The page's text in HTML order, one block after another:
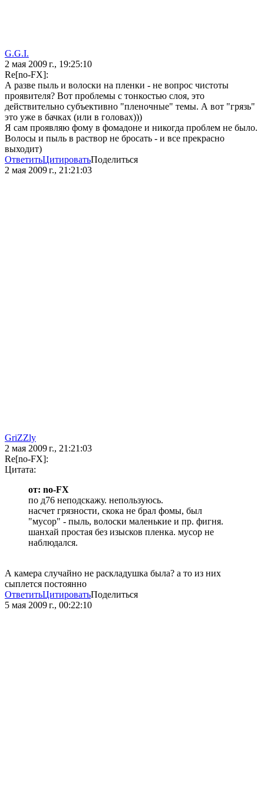
G.G.I.
2 мая 2009 г., 19:25:10
Re[no-FX]:
А разве пыль и волоски на пленки - не вопрос чистоты
проявителя? Вот проблемы с тонкостью слоя, это
действительно субъективно "пленочные" темы. А вот "грязь"
это уже в бачках (или в головах)))
Я сам проявляю фому в фомадоне и никогда проблем не было.
Волосы и пыль в раствор не бросать - и все прекрасно
выходит)
ОтветитьЦитироватьПоделиться
2 мая 2009 г., 21:21:03
GriZZly
2 мая 2009 г., 21:21:03
Re[no-FX]:
Цитата:
от: no-FX
по д76 неподскажу. непользуюсь.
насчет грязности, скока не брал фомы, был
"мусор" - пыль, волоски маленькие и пр. фигня.
шанхай простая без изысков пленка. мусор не
наблюдался.
А камера случайно не раскладушка была? а то из них
сыплется постоянно
ОтветитьЦитироватьПоделиться
5 мая 2009 г., 00:22:10